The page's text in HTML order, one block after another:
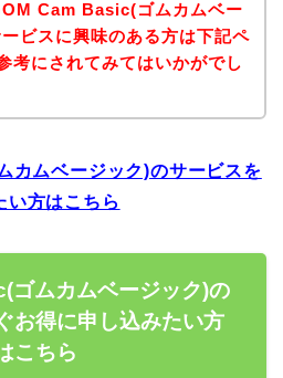
Cam Basic(ゴムカムベー
ビスに興味のある方は下記ペ
考にされてみてはいかがでし
カムベージック)のサービスを
い方はこちら
ゴムカムベージック)の
お得に申し込みたい方
こちら